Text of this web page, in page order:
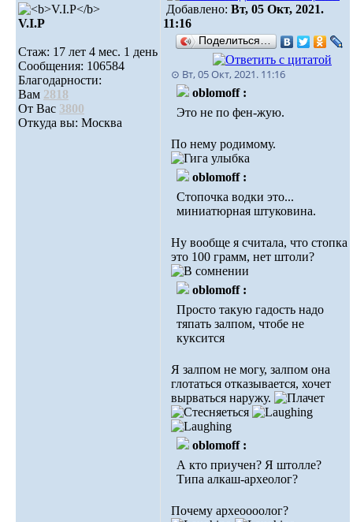
V.I.Р
Стаж: 17 лет 4 мес. 1 день
Сообщения: 106584
Благодарности:
Вам 2818
От Вас 3800
Откуда вы: Москва
Добавлено: Вт, 05 Окт, 2021.
11:16
Поделиться…
⊙ Вт, 05 Окт, 2021. 11:16
oblomoff :
Это не по фен-жую.
По нему родимому.
oblomoff :
Стопочка водки это...
миниатюрная штуковина.
Ну вообще я считала, что стопка
это 100 грамм, нет штоли?
oblomoff :
Просто такую гадость надо
тяпать залпом, чтобе не
куксится
Я залпом не могу, залпом она
глотаться отказывается, хочет
вырваться наружу.
oblomoff :
А кто приучен? Я штолле?
Типа алкаш-археолог?
Почему археоооолог?